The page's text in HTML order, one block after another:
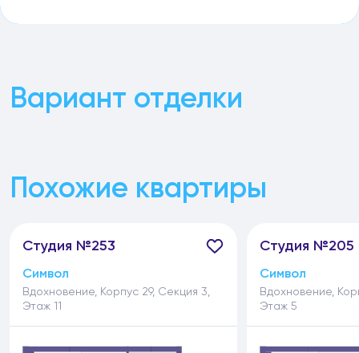
Вариант отделки
Похожие квартиры
Студия №253
Символ
Вдохновение, Корпус 29, Секция 3,
Этаж 11
Студия №205
Символ
Вдохновение,
Этаж 5